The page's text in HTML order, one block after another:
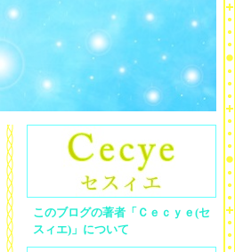
このブログの著者「Ｃｅｃｙｅ(セ
スィエ)」について